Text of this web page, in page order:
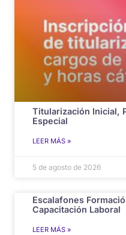
Titularización Inicial,
Especial
LEER MÁS »
5 de agosto de 2026
Escalafones
Capacitación Laboral
LEER MÁS »